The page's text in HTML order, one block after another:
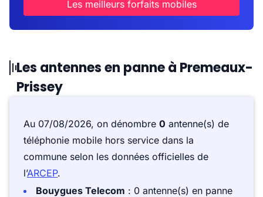
Les meilleurs forfaits mobiles
Les antennes en panne à Premeaux-
Prissey
Au 07/08/2026, on dénombre 0 antenne(s) de
téléphonie mobile hors service dans la
commune selon les données officielles de
l’ARCEP.
Bouygues Telecom : 0 antenne(s) en panne